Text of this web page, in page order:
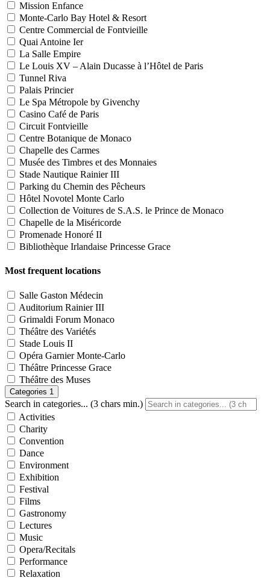
Mission Enfance
Monte-Carlo Bay Hotel & Resort
Centre Commercial de Fontvieille
Quai Antoine Ier
La Salle Empire
Le Louis XV – Alain Ducasse à l’Hôtel de Paris
Tunnel Riva
Palais Princier
Le Spa Métropole by Givenchy
Casino Café de Paris
Circuit Fontvieille
Centre Botanique de Monaco
Chapelle des Carmes
Musée des Timbres et des Monnaies
Stade Nautique Rainier III
Parking du Chemin des Pêcheurs
Hôtel Novotel Monte Carlo
Collection de Voitures de S.A.S. le Prince de Monaco
Chapelle de la Miséricorde
Promenade Honoré II
Bibliothèque Irlandaise Princesse Grace
Most frequent locations
Salle Gaston Médecin
Auditorium Rainier III
Grimaldi Forum Monaco
Théâtre des Variétés
Stade Louis II
Opéra Garnier Monte-Carlo
Théâtre Princesse Grace
Théâtre des Muses
Categories 1
Search in categories... (3 chars min.)
Activities
Charity
Convention
Dance
Environment
Exhibition
Festival
Films
Gastronomy
Lectures
Music
Opera/Recitals
Performance
Relaxation